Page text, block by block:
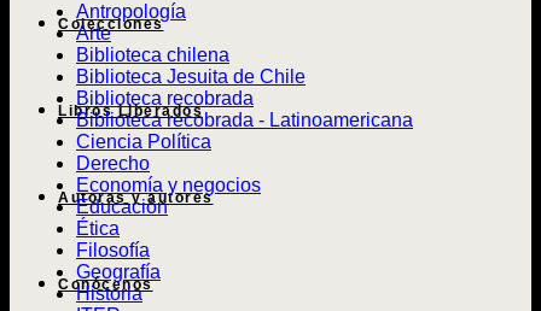
Colecciones
Libros Liberados
Autoras y autores
Conócenos
Antropología
Arte
Biblioteca chilena
Biblioteca Jesuita de Chile
Biblioteca recobrada
Biblioteca recobrada - Latinoamericana
Ciencia Política
Derecho
Economía y negocios
Educación
Ética
Filosofía
Geografía
Historia